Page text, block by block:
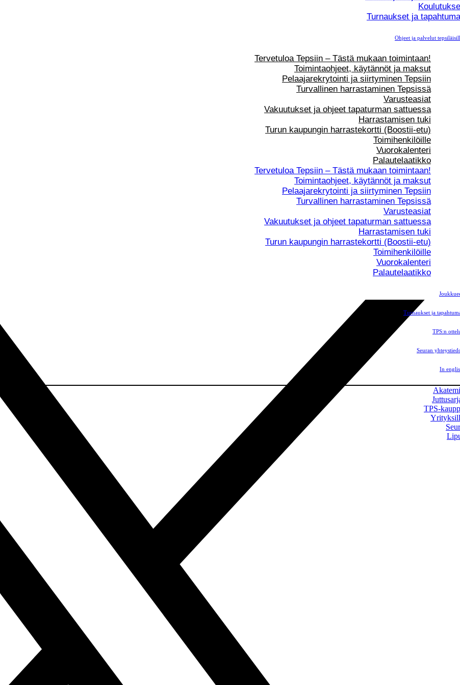
Turnaukset ja
Ohjeet ja palvelut
Tervetuloa Tepsiin – Tästä mukaan toimintaan!
Toimintaohjeet, käytännöt ja maksut
Pelaajarekrytointi ja siirtyminen Tepsiin
Turvallinen harrastaminen Tepsissä
Varusteasiat
Vakuutukset ja ohjeet tapaturman sattuessa
Harrastamisen tuki
Turun kaupungin harrastekortti (Boostii-etu)
Toimihenkilöille
Vuorokalenteri
Palautelaatikko
Tervetuloa Tepsiin – Tästä mukaan toimintaan!
Toimintaohjeet, käytännöt ja maksut
Pelaajarekrytointi ja siirtyminen Tepsiin
Turvallinen harrastaminen Tepsissä
Varusteasiat
Vakuutukset ja ohjeet tapaturman sattuessa
Harrastamisen tuki
Turun kaupungin harrastekortti (Boostii-etu)
Toimihenkilöille
Vuorokalenteri
Palautelaatikko
Turnaukset ja
TPS:n
Seuran
In
TPS-